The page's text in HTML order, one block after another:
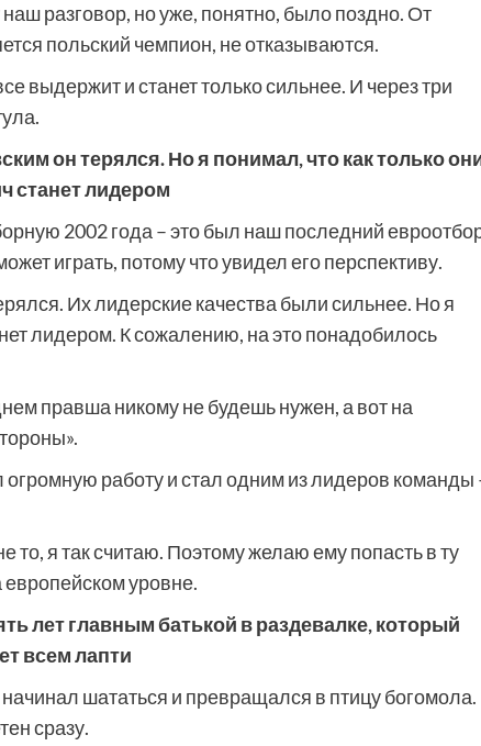
разговор, но уже, понятно, было поздно. От
польский чемпион, не отказываются.
выдержит и станет только сильнее. И через три
он терялся. Но я понимал, что как только
станет лидером
2002 года – это был наш последний
играть, потому что увидел его перспективу.
Их лидерские качества были сильнее. Но я
лидером. К сожалению, на это понадобилось
правша никому не будешь нужен, а вот на
огромную работу и стал одним из лидеров команды
то, я так считаю. Поэтому желаю ему попасть в ту
европейском уровне.
лет главным батькой в раздевалке, который
всем лапти
шататься и превращался в птицу богомола.
сразу.